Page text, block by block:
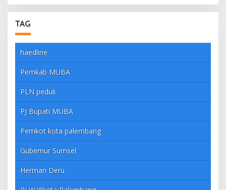
TAG
haedline
Pemkab MUBA
PLN peduli
PJ Bupati MUBA
Pemkot kota palembang
Gubernur Sumsel
Herman Deru